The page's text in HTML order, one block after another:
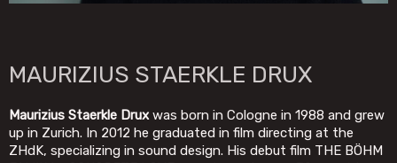
MAURIZIUS STAERKLE DRUX
Maurizius Staerkle Druxwas born in Cologne in 1988 and grew
up in Zurich. In 2012 he graduated in film directing at the
ZHdK, specializing in sound design. His debut film THE BÖHM